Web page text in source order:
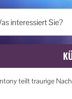
teilt traurige